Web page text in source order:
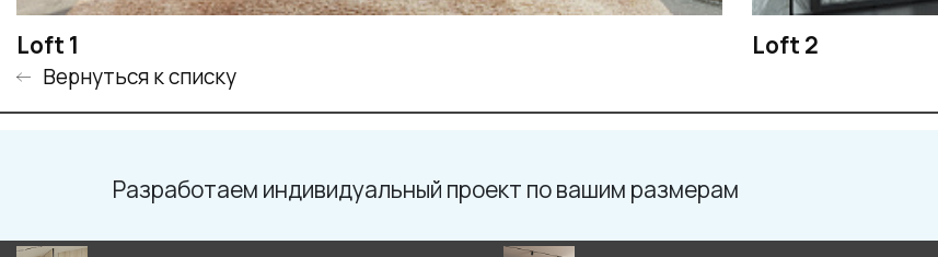
Loft 1 Loft 2
Вернуться к списку
Разработаем индивидуальный проект по вашим размерам